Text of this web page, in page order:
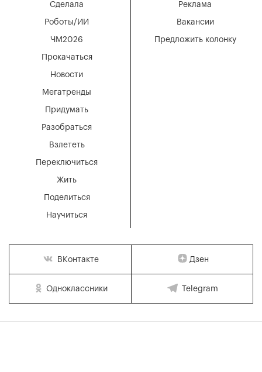
Мегатренды
Придумать
Разобраться
Взлететь
Новости
Переключиться
Жить
Поделиться
Научиться
Сделала
Роботы/ИИ
ЧМ2026
Прокачаться
Вакансии
Реклама
Предложить колонку
ВКонтакте Дзен
Одноклассники Telegram